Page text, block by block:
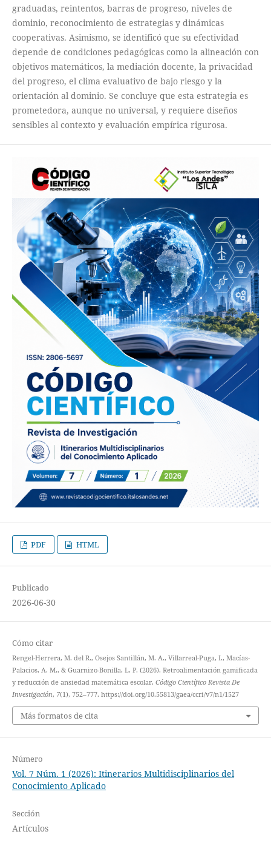
graduadas, reintentos, barras de progreso, niveles de
dominio, reconocimiento de estrategias y dinámicas
cooperativas. Asimismo, se identificó que su efectividad
depende de condiciones pedagógicas como la alineación con
objetivos matemáticos, la mediación docente, la privacidad
del progreso, el clima evaluativo de bajo riesgo y la
orientación al dominio. Se concluye que esta estrategia es
prometedora, aunque no universal, y requiere diseños
sensibles al contexto y evaluación empírica rigurosa.
PDF HTML
Publicado
2026-06-30
Cómo citar
Rengel-Herrera, M. del R., Osejos Santillán, M. A., Villarreal-Puga, I., Macías-
Palacios, A. M., & Guarnizo-Bonilla, L. P. (2026). Retroalimentación gamificada
y reducción de ansiedad matemática escolar. Código Científico Revista De
Investigación, 7(1), 752–777. https://doi.org/10.55813/gaea/ccri/v7/n1/1527
Más formatos de cita
Número
Vol. 7 Núm. 1 (2026): Itinerarios Multidisciplinarios del
Conocimiento Aplicado
Sección
Artículos